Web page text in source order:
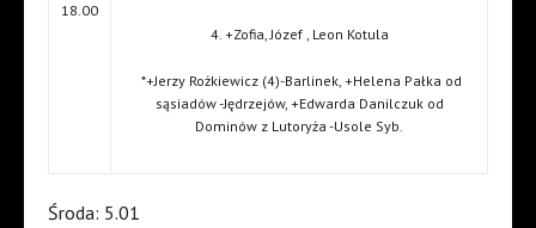
18.00
4. +Zofia, Józef , Leon Kotula
*+Jerzy Rożkiewicz (4)-Barlinek, +Helena Pałka od
sąsiadów -Jędrzejów, +Edwarda Danilczuk od
Dominów z Lutoryża -Usole Syb.
Środa: 5.01